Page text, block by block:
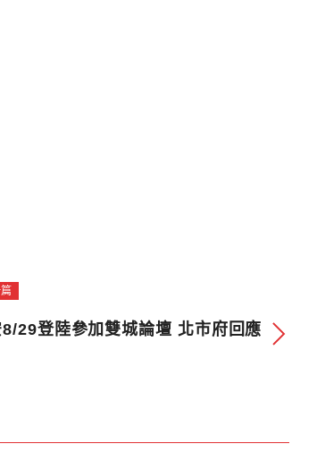
29登陸參加雙城論壇 北市府回應